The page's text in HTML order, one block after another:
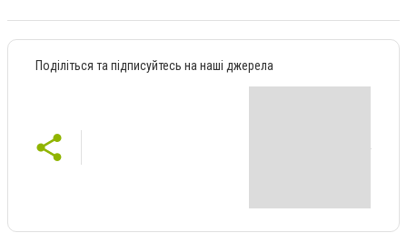
Поділіться та підписуйтесь на наші джерела